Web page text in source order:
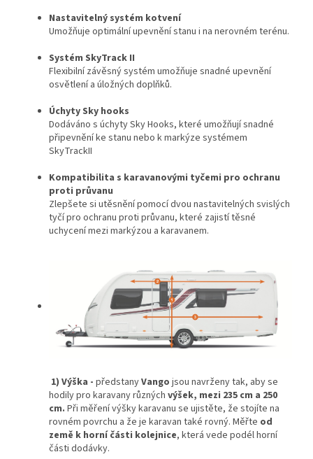
Nastavitelný systém kotvení
Umožňuje optimální upevnění stanu i na nerovném terénu.
Systém SkyTrack II
Flexibilní závěsný systém umožňuje snadné upevnění
osvětlení a úložných doplňků.
Úchyty Sky hooks
Dodáváno s úchyty Sky Hooks, které umožňují snadné
připevnění ke stanu nebo k markýze systémem
SkyTrackII
Kompatibilita s karavanovými tyčemi pro ochranu
proti průvanu
Zlepšete si utěsnění pomocí dvou nastavitelných svislých
tyčí pro ochranu proti průvanu, které zajistí těsné
uchycení mezi markýzou a karavanem.
1) Výška - předstanyVango jsou navrženy tak, aby se
hodily pro karavany různých výšek, mezi 235 cm a 250
cm. Při měření výšky karavanu se ujistěte, že stojíte na
rovném povrchu a že je karavan také rovný. Měřte od
země k horní části kolejnice, která vede podél horní
části dodávky.